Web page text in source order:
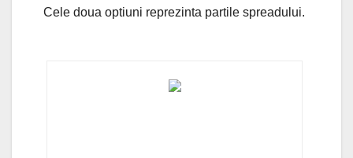
Cele doua optiuni reprezinta partile spreadului.